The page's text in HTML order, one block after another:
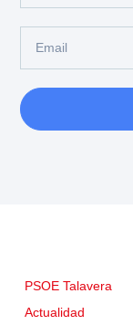
PSOE Talavera
Actualidad